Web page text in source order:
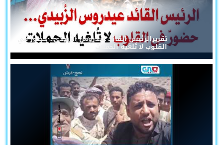
تقريرالرئيس القائد عيدروس الزُبيدي... حضورٌ في
القلوب لا تُلغيه الحملات